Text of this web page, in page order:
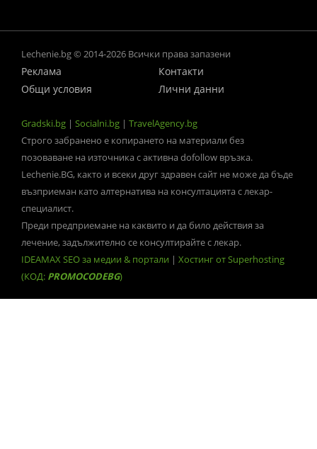
Lechenie.bg © 2014-2026 Всички права запазени
Реклама
Контакти
Общи условия
Лични данни
Gradski.bg | Socialni.bg | TravelAgency.bg
Строго забранено е копирането на материали без
позоваване на източника с активна dofollow връзка.
Lechenie.BG, както и всеки друг здравен сайт не може да бъде
възприеман като алтернатива на консултацията с лекар-
специалист.
Преди предприемане на каквито и да било действия за
лечение, задължително се консултирайте с лекар.
IDEAMAX SEO за медии & портали | Хостинг от Superhosting
(КОД: PROMOCODEBG)